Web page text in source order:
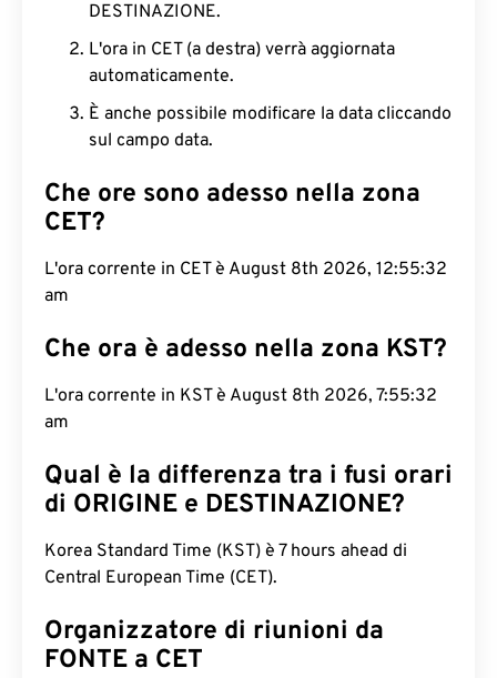
DESTINAZIONE.
L'ora in CET (a destra) verrà aggiornata
automaticamente.
È anche possibile modificare la data cliccando
sul campo data.
Che ore sono adesso nella zona
CET?
L'ora corrente in CET è August 8th 2026, 12:55:33
am
Che ora è adesso nella zona KST?
L'ora corrente in KST è August 8th 2026, 7:55:33
am
Qual è la differenza tra i fusi orari
di ORIGINE e DESTINAZIONE?
Korea Standard Time (KST) è 7 hours ahead di
Central European Time (CET).
Organizzatore di riunioni da
FONTE a CET